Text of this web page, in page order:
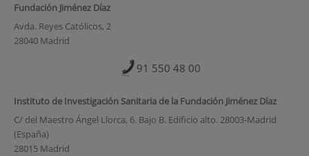
Fundación Jiménez Díaz
Avda. Reyes Católicos, 2
28040 Madrid
91 550 48 00
Instituto de Investigación Sanitaria de la Fundación Jiménez Díaz
C/ del Maestro Ángel Llorca, 6. Bajo B. Edificio alto. 28003-Madrid
(España)
28015 Madrid